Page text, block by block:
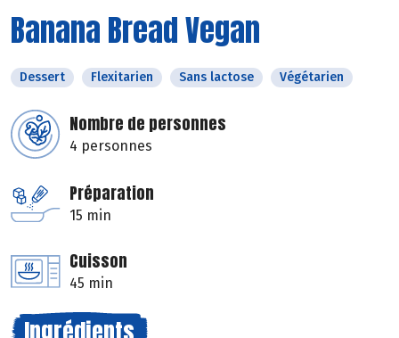
Banana Bread Vegan
Dessert Flexitarien Sans lactose Végétarien
Nombre de personnes
4 personnes
Préparation
15 min
Cuisson
45 min